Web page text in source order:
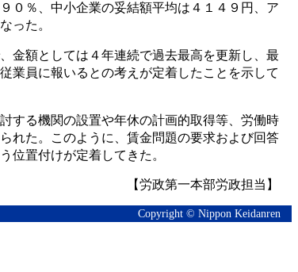
０％、中小企業の妥結額平均は４１４９円、ア
った。
金額としては４年連続で過去最高を更新し、最
業員に報いるとの考えが定着したことを示して
する機関の設置や年休の計画的取得等、労働時
れた。このように、賃金問題の要求および回答
位置付けが定着してきた。
【労政第一本部労政担当】
Copyright © Nippon Keidanren